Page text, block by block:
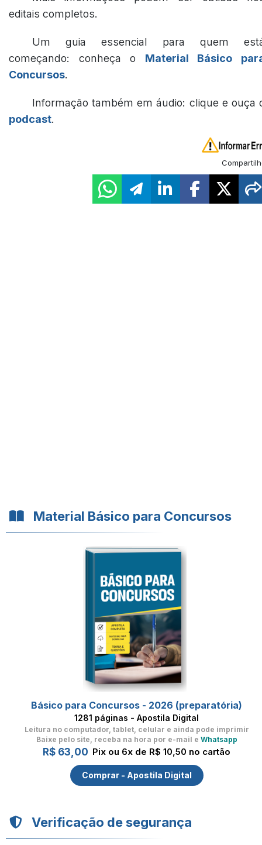
editais completos.
Um guia essencial para quem
começando: conheça o Material Básico
Concursos.
Informação também em áudio: clique e ouça
podcast.
Material Básico para Concursos
Básico para Concursos - 2026 (preparatória)
1281 páginas - Apostila Digital
Leitura no computador, tablet, celular e ainda pode imprimir
Baixe pelo site, receba na hora por e-mail e Whatsapp
R$ 63,00 Pix ou 6x de R$ 10,50 no cartão
Comprar - Apostila Digital
Verificação de segurança